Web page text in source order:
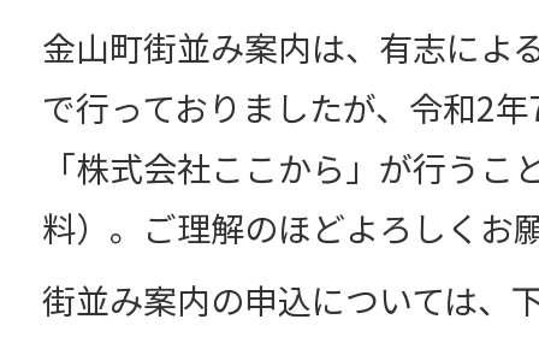
金山町街並み案内は、有志によ
で行っておりましたが、令和2
「株式会社ここから」が行うこ
料）。ご理解のほどよろしくお
街並み案内の申込については、